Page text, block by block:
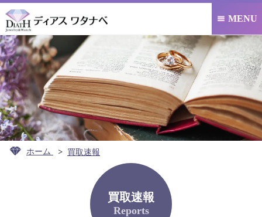
 MENU
ホーム 買取速報
買取速報
Reports